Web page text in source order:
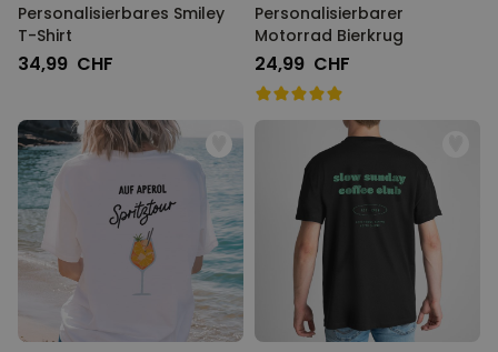
Personalisierbares Smiley
T-Shirt
34,99 CHF
Personalisierbarer
Motorrad Bierkrug
24,99 CHF